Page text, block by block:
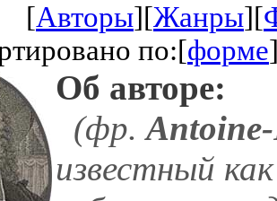
[Авторы][Жанры][
по:[форме
Об авторе:
(фр.
известный